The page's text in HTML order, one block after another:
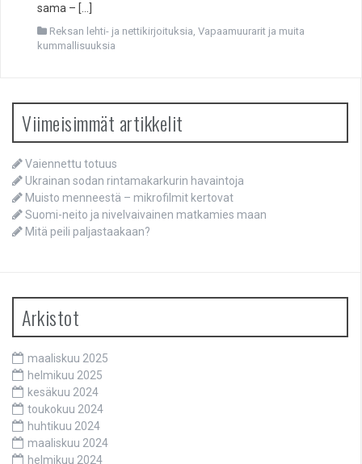
sama – […]
Reksan lehti- ja nettikirjoituksia Vapaamuurarit ja muita
kummallisuuksia
Viimeisimmät artikkelit
Vaiennettu totuus
Ukrainan sodan rintamakarkurin havaintoja
Muisto menneestä – mikrofilmit kertovat
Suomi-neito ja nivelvaivainen matkamies maan
Mitä peili paljastaakaan?
Arkistot
maaliskuu 2025
helmikuu 2025
kesäkuu 2024
toukokuu 2024
huhtikuu 2024
maaliskuu 2024
helmikuu 2024